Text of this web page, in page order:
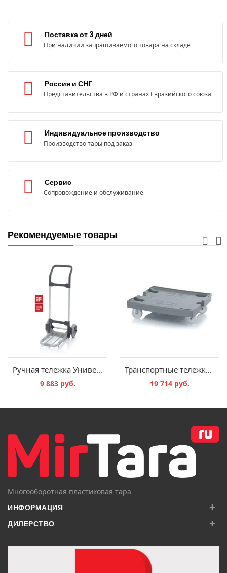
Поставка от 3 дней
При наличии запрашиваемого товара на складе
Россия и СНГ
Представительства в РФ и странах Евразийского союза
Индивидуальное производство
Производство тары под заказ
Сервис
Сопровождение и обслуживание
Рекомендуемые товары
Ручная тележка Универсальное исполнение
9 883 руб.
Транспортные тележки Maxi с колесиками из полиамида RO 86 PA BO
19 714 руб.
Многооборотная пластиковая тара
ИНФОРМАЦИЯ +
ДИЛЕРСТВО +